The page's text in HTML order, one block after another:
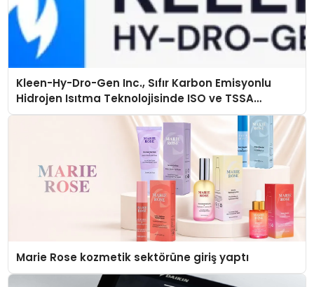
Kleen-Hy-Dro-Gen Inc., Sıfır Karbon Emisyonlu
Hidrojen Isıtma Teknolojisinde ISO ve TSSA
Düzenleyici Onaylarını Aldı
Marie Rose kozmetik sektörüne giriş yaptı